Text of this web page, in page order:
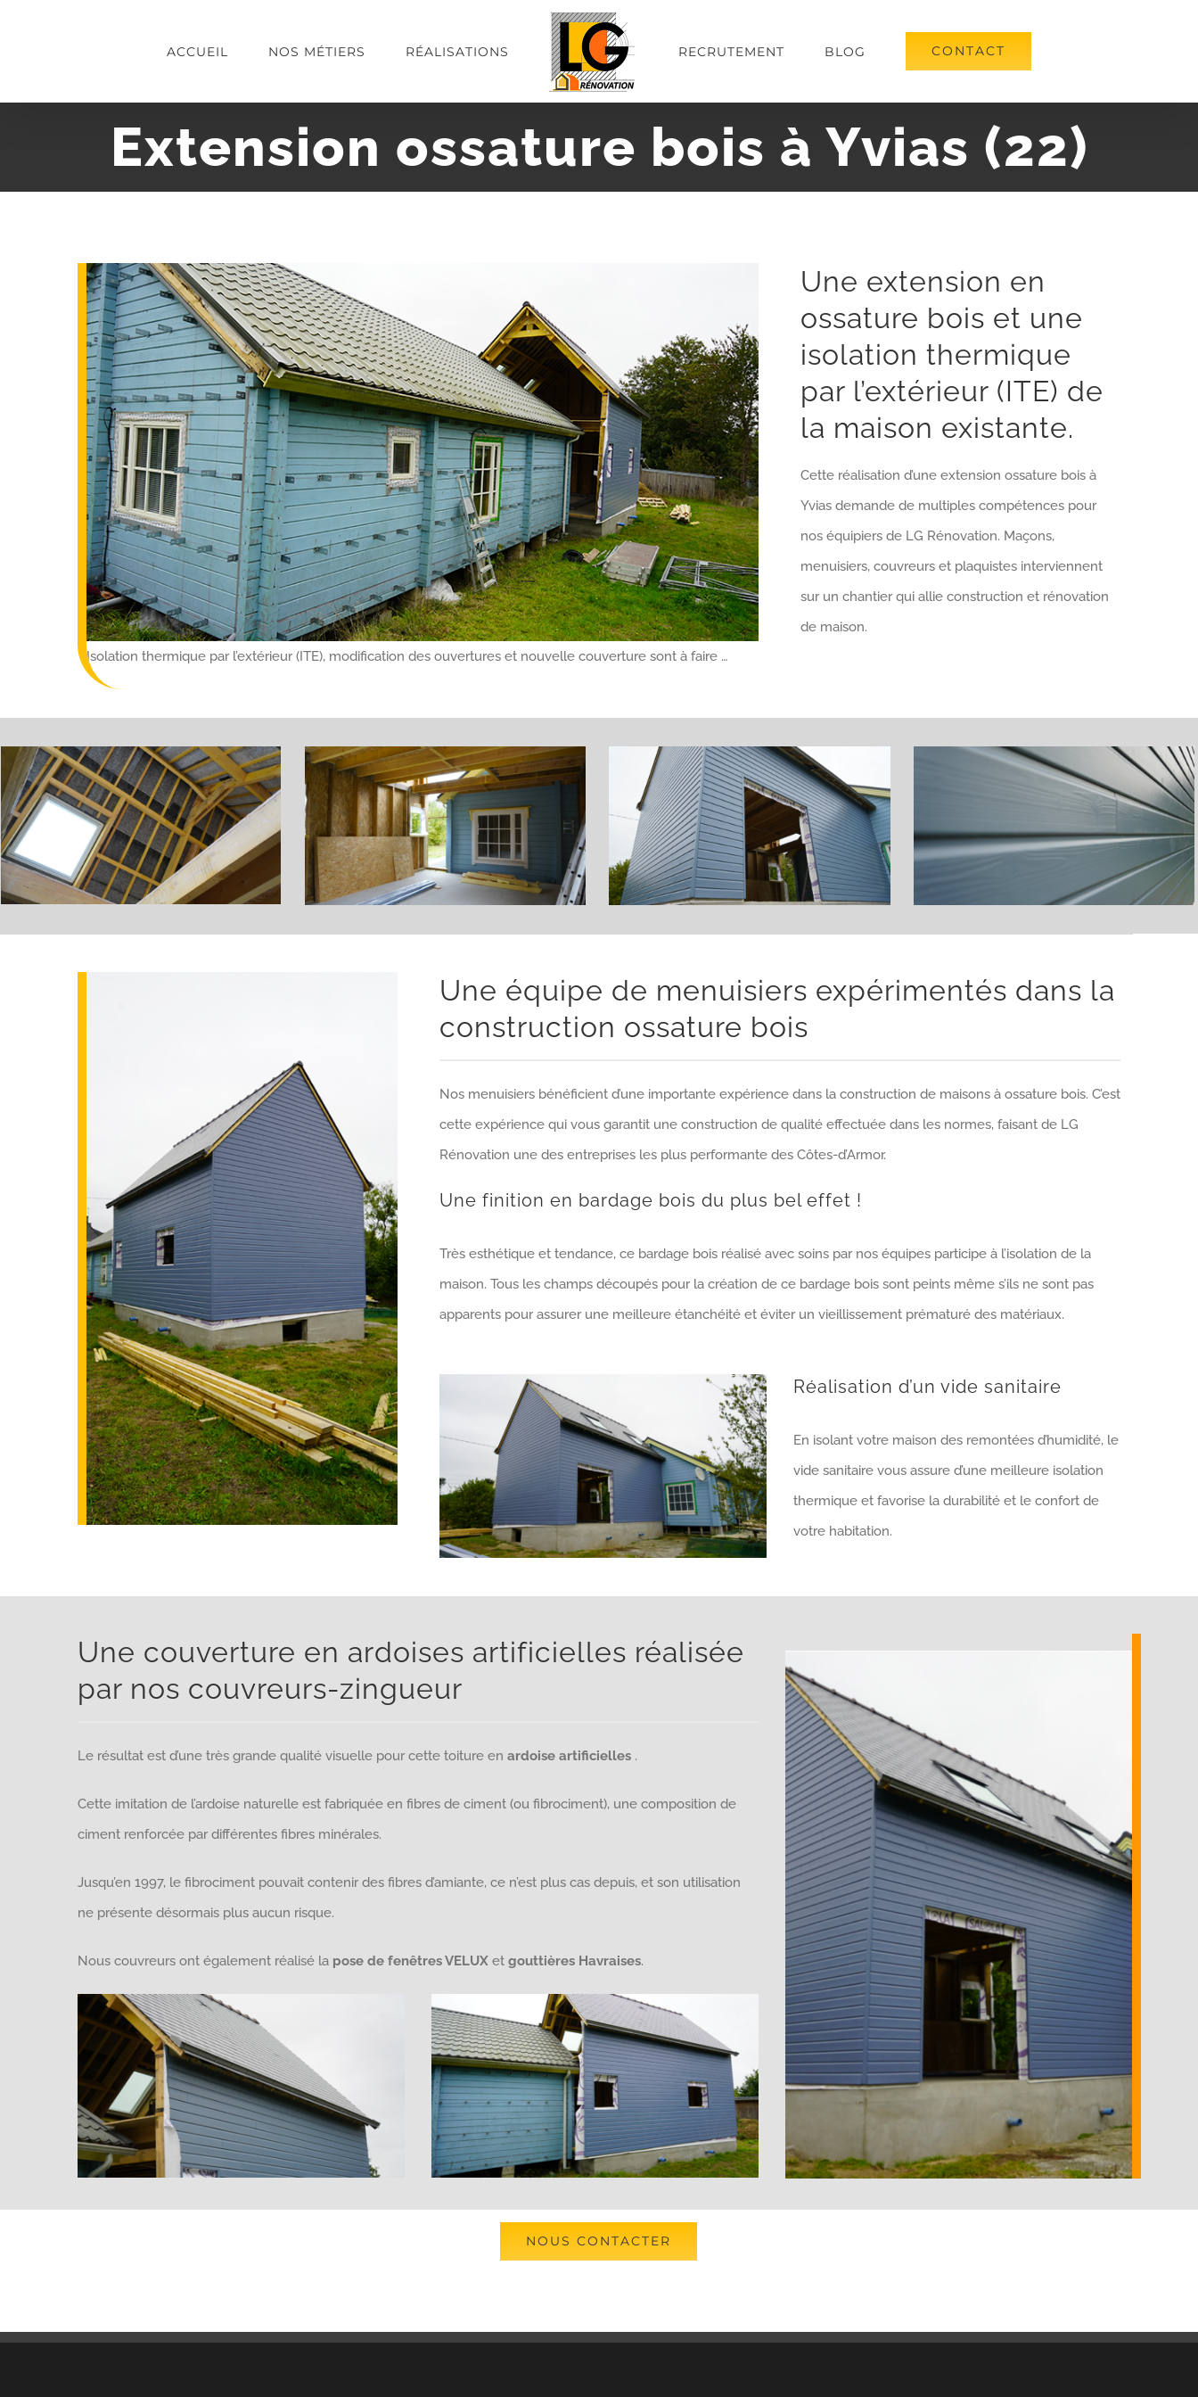
ACCUEIL NOS MÉTIERS RÉALISATIONS RECRUTEMENT BLOG CONTACT
Extension ossature bois à Yvias (22)
Isolation thermique par l’extérieur (ITE), modification des ouvertures et nouvelle couverture sont à faire …
Une extension en
ossature bois et une
isolation thermique
par l’extérieur (ITE) de
la maison existante.
Cette réalisation d’une extension ossature bois à
Yvias demande de multiples compétences pour
nos équipiers de LG Rénovation. Maçons,
menuisiers, couvreurs et plaquistes interviennent
sur un chantier qui allie construction et rénovation
de maison.
Une équipe de menuisiers expérimentés dans la
construction ossature bois
Nos menuisiers bénéficient d’une importante expérience dans la construction de maisons à ossature bois. C’est
cette expérience qui vous garantit une construction de qualité effectuée dans les normes, faisant de LG
Rénovation une des entreprises les plus performante des Côtes-d’Armor.
Une finition en bardage bois du plus bel effet !
Très esthétique et tendance, ce bardage bois réalisé avec soins par nos équipes participe à l’isolation de la
maison. Tous les champs découpés pour la création de ce bardage bois sont peints même s’ils ne sont pas
apparents pour assurer une meilleure étanchéité et éviter un vieillissement prématuré des matériaux.
Réalisation d’un vide sanitaire
En isolant votre maison des remontées d’humidité, le
vide sanitaire vous assure d’une meilleure isolation
thermique et favorise la durabilité et le confort de
votre habitation.
Une couverture en ardoises artificielles réalisée
par nos couvreurs-zingueur
Le résultat est d’une très grande qualité visuelle pour cette toiture en ardoise artificielles .
Cette imitation de l’ardoise naturelle est fabriquée en fibres de ciment (ou fibrociment), une composition de
ciment renforcée par différentes fibres minérales.
Jusqu’en 1997, le fibrociment pouvait contenir des fibres d’amiante, ce n’est plus cas depuis, et son utilisation
ne présente désormais plus aucun risque.
Nous couvreurs ont également réalisé la pose de fenêtres VELUX et gouttières Havraises.
NOUS CONTACTER